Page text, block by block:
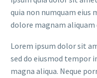
quia non numquam
dolore magnam
Lorem ipsum dolor sit
sed do eiusmod tempor
magna aliqua. Neque